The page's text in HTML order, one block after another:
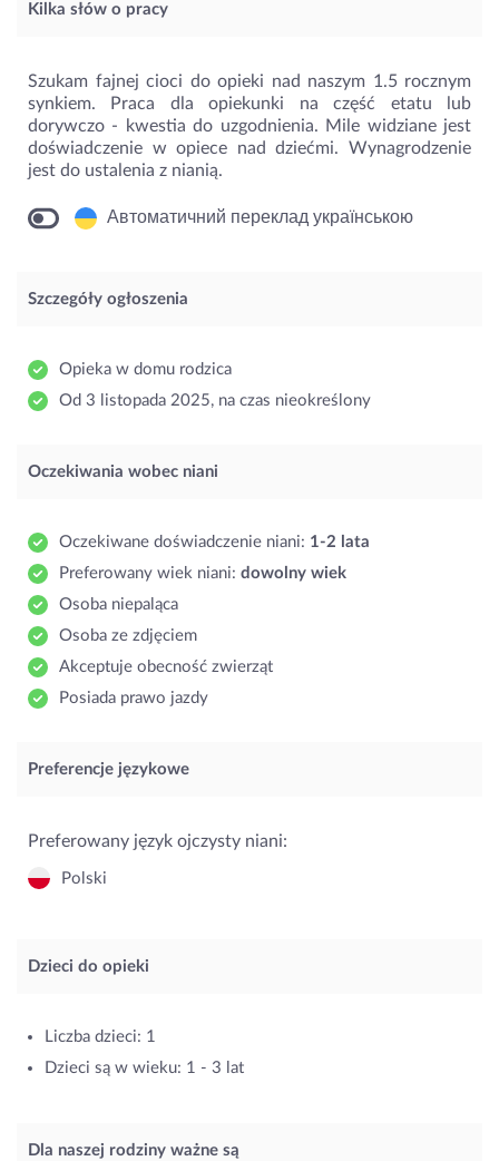
Kilka słów o pracy
Szukam fajnej cioci do opieki nad naszym 1.5 rocznym
synkiem. Praca dla opiekunki na część etatu lub
dorywczo - kwestia do uzgodnienia. Mile widziane jest
doświadczenie w opiece nad dziećmi. Wynagrodzenie
jest do ustalenia z nianią.
Автоматичний переклад українською
Szczegóły ogłoszenia
Opieka w domu rodzica
Od 3 listopada 2025, na czas nieokreślony
Oczekiwania wobec niani
Oczekiwane doświadczenie niani: 1-2 lata
Preferowany wiek niani: dowolny wiek
Osoba niepaląca
Osoba ze zdjęciem
Akceptuje obecność zwierząt
Posiada prawo jazdy
Preferencje językowe
Preferowany język ojczysty niani:
Polski
Dzieci do opieki
Liczba dzieci: 1
Dzieci są w wieku: 1 - 3 lat
Dla naszej rodziny ważne są